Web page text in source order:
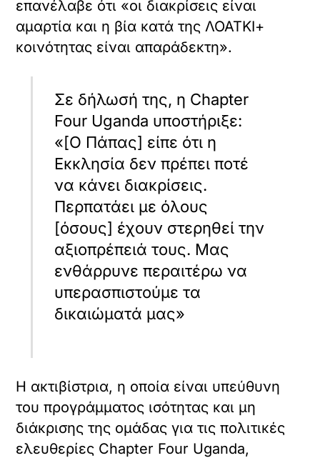
επανέλαβε ότι «οι διακρίσεις είναι
αμαρτία και η βία κατά της ΛΟΑΤΚΙ+
κοινότητας είναι απαράδεκτη».
Σε δήλωσή της, η Chapter
Four Uganda υποστήριξε:
«[Ο Πάπας] είπε ότι η
Εκκλησία δεν πρέπει ποτέ
να κάνει διακρίσεις.
Περπατάει με όλους
[όσους] έχουν στερηθεί την
αξιοπρέπειά τους. Μας
ενθάρρυνε περαιτέρω να
υπερασπιστούμε τα
δικαιώματά μας»
Η ακτιβίστρια, η οποία είναι υπεύθυνη
του προγράμματος ισότητας και μη
διάκρισης της ομάδας για τις πολιτικές
ελευθερίες Chapter Four Uganda,
ν
τ
ε
κ
λ